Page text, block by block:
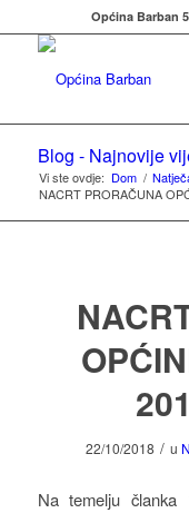
Općina Barban
Blog - Najnovije
Vi ste ovdje: Dom /
NACRT PRORAČUNA
22/10/2018 / u
Na temelju članka